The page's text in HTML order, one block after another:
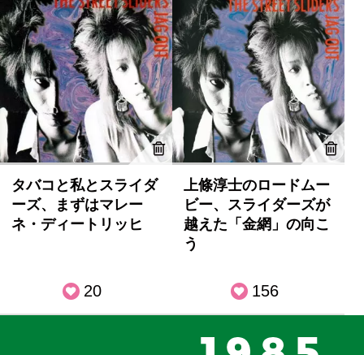
タバコと私とスライダ
ーズ、まずはマレー
ネ・ディートリッヒ
20
上條淳士のロードムー
ビー、スライダーズが
越えた「金網」の向こ
う
156